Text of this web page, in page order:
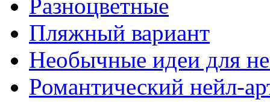
Разноцветные
Пляжный вариант
Необычные идеи для
Романтический нейл-